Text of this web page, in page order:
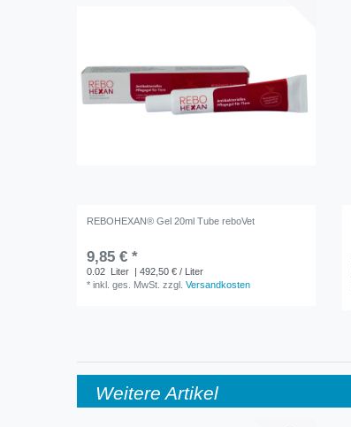
REBOHEXAN® Gel 20ml Tube reboVet
9,85 € *
0.02 Liter | 492,50 € / Liter
*inkl. ges. MwSt. zzgl.Versandkosten
Weitere Artikel